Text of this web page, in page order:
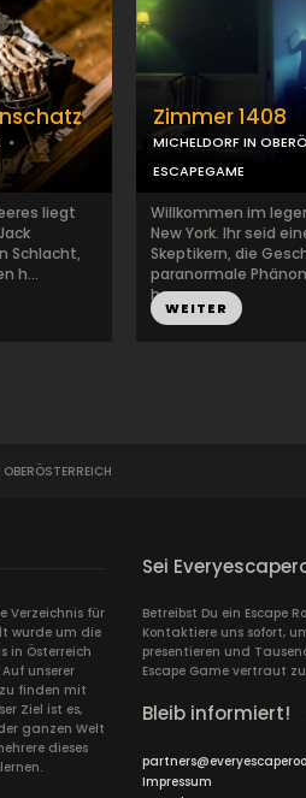
liegt
Schlacht,
h...
Zimmer 1408
MICHELDORF IN
ESCAPEGAME
Willkommen im
New York. Ihr seid
Skeptikern, die
paranormale
ha...
WEITER
Verzeichnis für
wurde um die
in Österreich
unserer
zu finden mit
Ziel ist es,
ganzen Welt
dieses
Sei
Betreibst Du ein Escape
Kontaktiere uns sofort,
presentieren und
Escape Game vertraut
Bleib informiert!
Impressum